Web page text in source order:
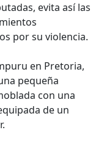
evita así las
por su violencia.
en Pretoria,
pequeña
con una
de un